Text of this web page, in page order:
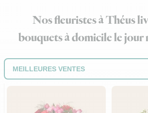
Nos fleuristes à Théus
bouquets à domicile le jour